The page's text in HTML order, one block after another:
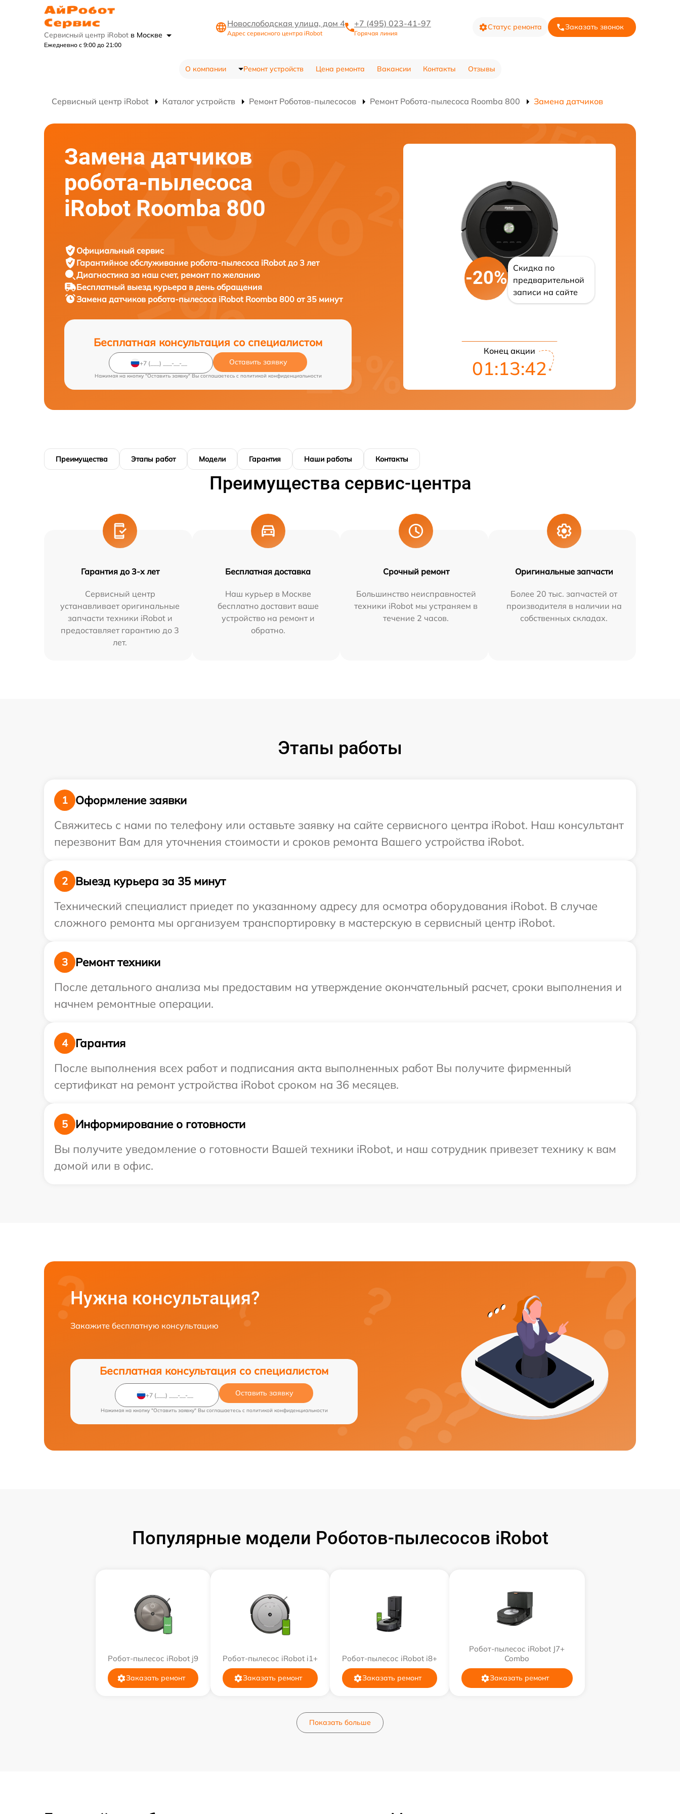
Сервисный центр iRobot в Москве
Ежедневно с 9:00 до 21:00
Новослободская улица, дом 4
Адрес сервисного центра iRobot
+7 (495) 023-41-97
Горячая линия
Статус ремонта Заказать звонок
О компании Ремонт устройств Цена ремонта Вакансии Контакты Отзывы
Сервисный центр iRobot Каталог устройств Ремонт Роботов-пылесосов Ремонт Робота-пылесоса Roomba 800 Замена датчиков
Замена датчиков
робота-пылесоса
iRobot Roomba 800
Официальный сервис
Гарантийное обслуживание робота-пылесоса iRobot до 3 лет
Диагностика за наш счет, ремонт по желанию
Бесплатный выезд курьера в день обращения
Замена датчиков робота-пылесоса iRobot Roomba 800 от 35 минут
Бесплатная консультация со специалистом
Оставить заявку
Нажимая на кнопку "Оставить заявку" Вы соглашаетесь c политикой конфиденциальности
-20%
Скидка по
предварительной
записи на сайте
Конец акции
01:13:42
Преимущества Этапы работ Модели Гарантия Наши работы Контакты
Преимущества сервис-центра
Гарантия до 3-х лет
Сервисный центр
устанавливает оригинальные
запчасти техники iRobot и
предоставляет гарантию до 3
лет.
Бесплатная доставка
Наш курьер в Москве
бесплатно доставит ваше
устройство на ремонт и
обратно.
Срочный ремонт
Большинство неисправностей
техники iRobot мы устраняем в
течение 2 часов.
Оригинальные запчасти
Более 20 тыс. запчастей от
производителя в наличии на
собственных складах.
Этапы работы
1
Оформление заявки
Свяжитесь с нами по телефону или оставьте заявку на сайте сервисного центра iRobot. Наш консультант
перезвонит Вам для уточнения стоимости и сроков ремонта Вашего устройства iRobot.
2
Выезд курьера за 35 минут
Технический специалист приедет по указанному адресу для осмотра оборудования iRobot. В случае
сложного ремонта мы организуем транспортировку в мастерскую в сервисный центр iRobot.
3
Ремонт техники
После детального анализа мы предоставим на утверждение окончательный расчет, сроки выполнения и
начнем ремонтные операции.
4
Гарантия
После выполнения всех работ и подписания акта выполненных работ Вы получите фирменный
сертификат на ремонт устройства iRobot сроком на 36 месяцев.
5
Информирование о готовности
Вы получите уведомление о готовности Вашей техники iRobot, и наш сотрудник привезет технику к вам
домой или в офис.
Нужна консультация?
Закажите бесплатную консультацию
Бесплатная консультация со специалистом
Оставить заявку
Нажимая на кнопку "Оставить заявку" Вы соглашаетесь c политикой конфиденциальности
Популярные модели Роботов-пылесосов iRobot
Робот-пылесос iRobot j9
Заказать ремонт
Робот-пылесос iRobot i1+
Заказать ремонт
Робот-пылесос iRobot i8+
Заказать ремонт
Робот-пылесос iRobot J7+
Combo
Заказать ремонт
Показать больше